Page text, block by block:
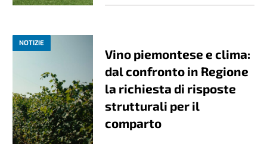
NOTIZIE
Vino piemontese e clima:
dal confronto in Regione
la richiesta di risposte
strutturali per il
comparto